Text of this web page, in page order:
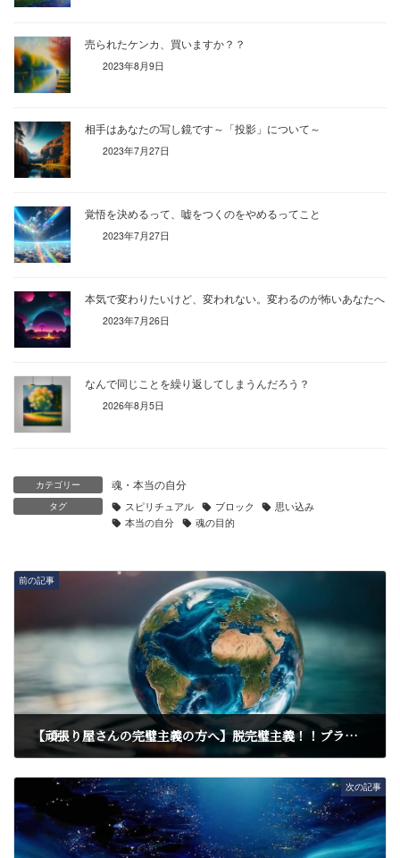
売られたケンカ、買いますか？？
2023年8月9日
相手はあなたの写し鏡です～「投影」について～
2023年7月27日
覚悟を決めるって、嘘をつくのをやめるってこと
2023年7月27日
本気で変わりたいけど、変われない。変わるのが怖いあなたへ
2023年7月26日
なんで同じことを繰り返してしまうんだろう？
2026年8月5日
カテゴリー 魂・本当の自分
タグ スピリチュアル ブロック
思い込み
本当の自分
魂の目的
前の記事
【頑張り屋さんの完璧主義の方へ】脱完璧主義！！プライドが許さない、名誉が傷付く、負けたくない人の心理
次の記事